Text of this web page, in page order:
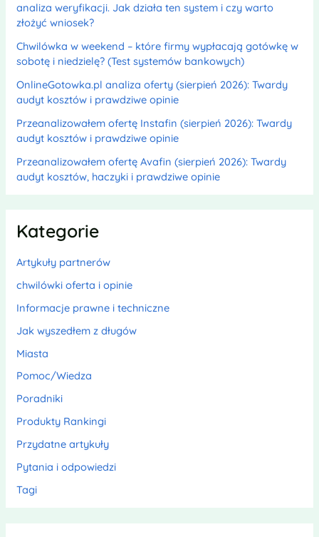
analiza weryfikacji. Jak działa ten system i czy warto
złożyć wniosek?
Chwilówka w weekend – które firmy wypłacają gotówkę w
sobotę i niedzielę? (Test systemów bankowych)
OnlineGotowka.pl analiza oferty (sierpień 2026): Twardy
audyt kosztów i prawdziwe opinie
Przeanalizowałem ofertę Instafin (sierpień 2026): Twardy
audyt kosztów i prawdziwe opinie
Przeanalizowałem ofertę Avafin (sierpień 2026): Twardy
audyt kosztów, haczyki i prawdziwe opinie
Kategorie
Artykuły partnerów
chwilówki oferta i opinie
Informacje prawne i techniczne
Jak wyszedłem z długów
Miasta
Pomoc/Wiedza
Poradniki
Produkty Rankingi
Przydatne artykuły
Pytania i odpowiedzi
Tagi